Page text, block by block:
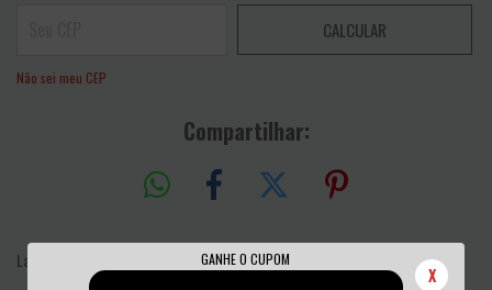
GANHE O CUPOM
X
CALCULAR
Não sei meu CEP
Compartilhar:
Label: Natasha Records